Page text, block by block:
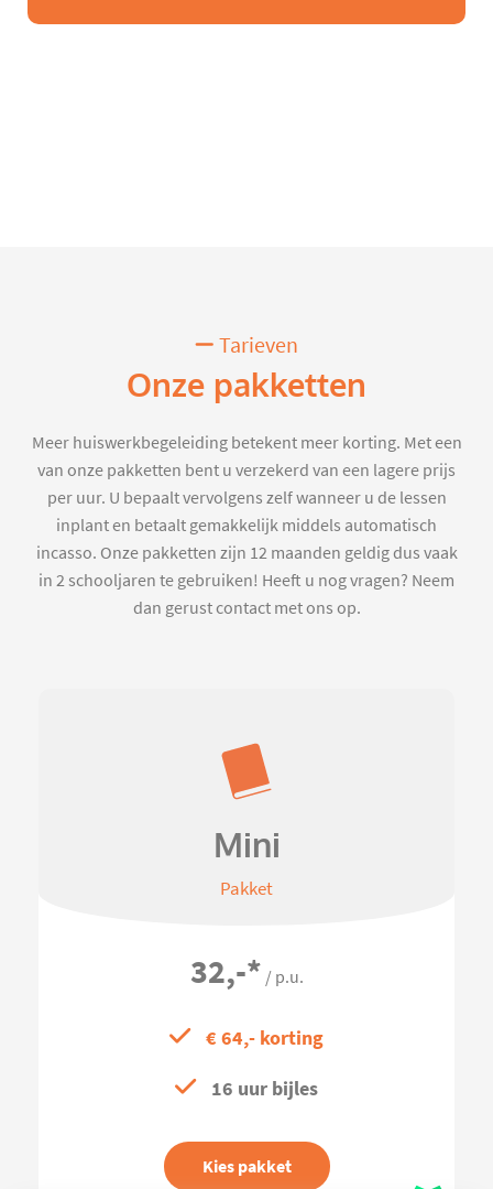
Tarieven
Onze pakketten
Meer huiswerkbegeleiding betekent meer korting. Met een
van onze pakketten bent u verzekerd van een lagere prijs
per uur. U bepaalt vervolgens zelf wanneer u de lessen
inplant en betaalt gemakkelijk middels automatisch
incasso. Onze pakketten zijn 12 maanden geldig dus vaak
in 2 schooljaren te gebruiken! Heeft u nog vragen? Neem
dan gerust contact met ons op.
Mini
Pakket
32,-* / p.u.
€ 64,- korting
16 uur bijles
Kies pakket